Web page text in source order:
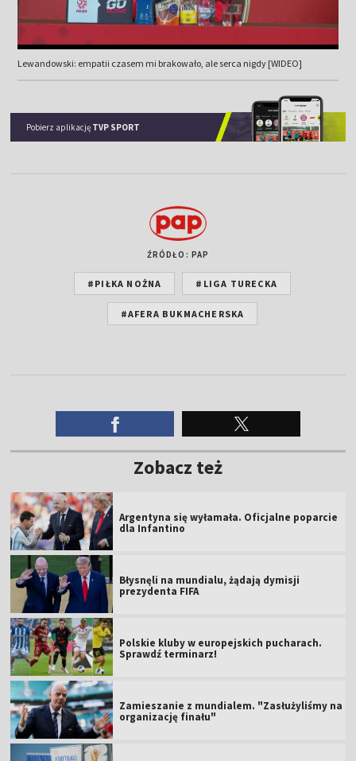
Lewandowski: empatii czasem mi brakowało, ale serca nigdy [WIDEO]
Pobierz aplikację TVP SPORT
ŹRÓDŁO: PAP
#PIŁKA NOŻNA #LIGA TURECKA
#AFERA BUKMACHERSKA
Zobacz też
Argentyna się wyłamała. Oficjalne poparcie
dla Infantino
Błysnęli na mundialu, żądają dymisji
prezydenta FIFA
Polskie kluby w europejskich pucharach.
Sprawdź terminarz!
Zamieszanie z mundialem. "Zasłużyliśmy na
organizację finału"